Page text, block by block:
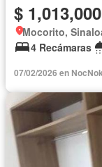
$
Mocorito,
4 Recámaras
07/02/2026 en